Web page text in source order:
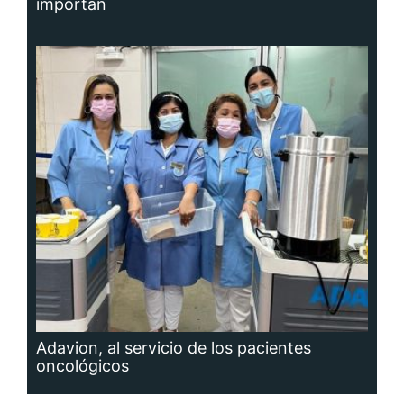
importan
Adavion, al servicio de los pacientes
oncológicos